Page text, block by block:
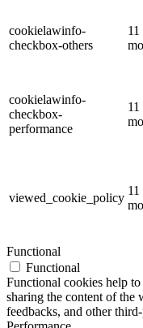
cookielawinfo-
checkbox-others
11
cookielawinfo-
checkbox-
performance
11
viewed_cookie_policy
11
Functional
Functional
Functional cookies help
sharing the content of the
feedbacks, and other